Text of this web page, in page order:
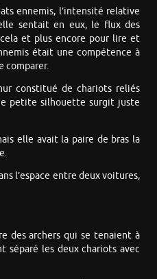
ennemis, l’intensité relative
sentait en eux, le flux des
et plus encore pour lire et
était une compétence à
comparer.
constitué de chariots reliés
petite silhouette surgit juste
elle avait la paire de bras la
l’espace entre deux voitures,
des archers qui se tenaient à
séparé les deux chariots avec